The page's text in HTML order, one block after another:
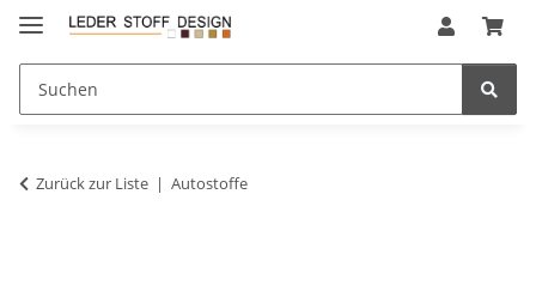
Zurück zur Liste Autostoffe